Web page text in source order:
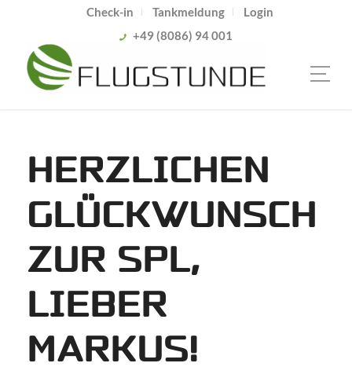
Check-in Tankmeldung
Login
+49 (8086) 94 001
HERZLICHEN
GLÜCKWUNSCH
ZUR SPL,
LIEBER
MARKUS!